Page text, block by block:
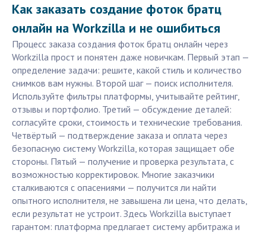
Как заказать создание фоток братц
онлайн на Workzilla и не ошибиться
Процесс заказа создания фоток братц онлайн через
Workzilla прост и понятен даже новичкам. Первый этап —
определение задачи: решите, какой стиль и количество
снимков вам нужны. Второй шаг — поиск исполнителя.
Используйте фильтры платформы, учитывайте рейтинг,
отзывы и портфолио. Третий — обсуждение деталей:
согласуйте сроки, стоимость и технические требования.
Четвёртый — подтверждение заказа и оплата через
безопасную систему Workzilla, которая защищает обе
стороны. Пятый — получение и проверка результата, с
возможностью корректировок. Многие заказчики
сталкиваются с опасениями — получится ли найти
опытного исполнителя, не завышена ли цена, что делать,
если результат не устроит. Здесь Workzilla выступает
гарантом: платформа предлагает систему арбитража и